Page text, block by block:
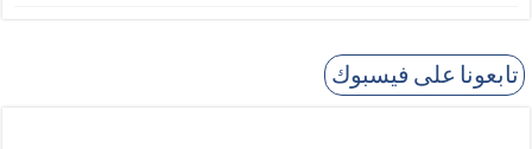
تابعونا على فيسبوك